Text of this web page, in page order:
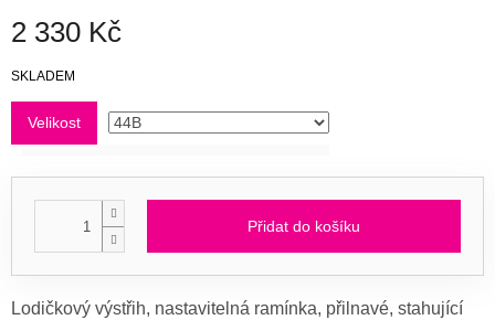
2 330 Kč
Měrná
SKLADEM
Velikost
Přidat do košíku
Lodičkový výstřih, nastavitelná ramínka, přilnavé, stahující